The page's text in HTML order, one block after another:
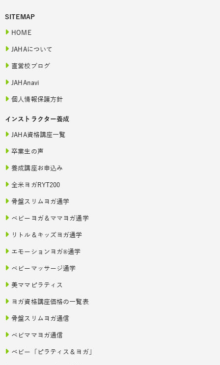
SITEMAP
HOME
JAHAについて
直営校ブログ
JAHAnavi
個人情報保護方針
インストラクター養成
JAHA資格講座一覧
卒業生の声
養成講座お申込み
全米ヨガRYT200
骨盤スリムヨガ通学
ベビーヨガ＆ママヨガ通学
リトル＆キッズヨガ通学
エモーションヨガ®通学
ベビーマッサージ通学
美ママピラティス
ヨガ資格講座価格の一覧表
骨盤スリムヨガ通信
ベビママヨガ通信
ベビー「ピラティス＆ヨガ」